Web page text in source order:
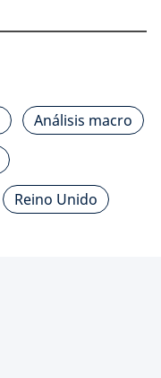
Análisis macro
Reino Unido